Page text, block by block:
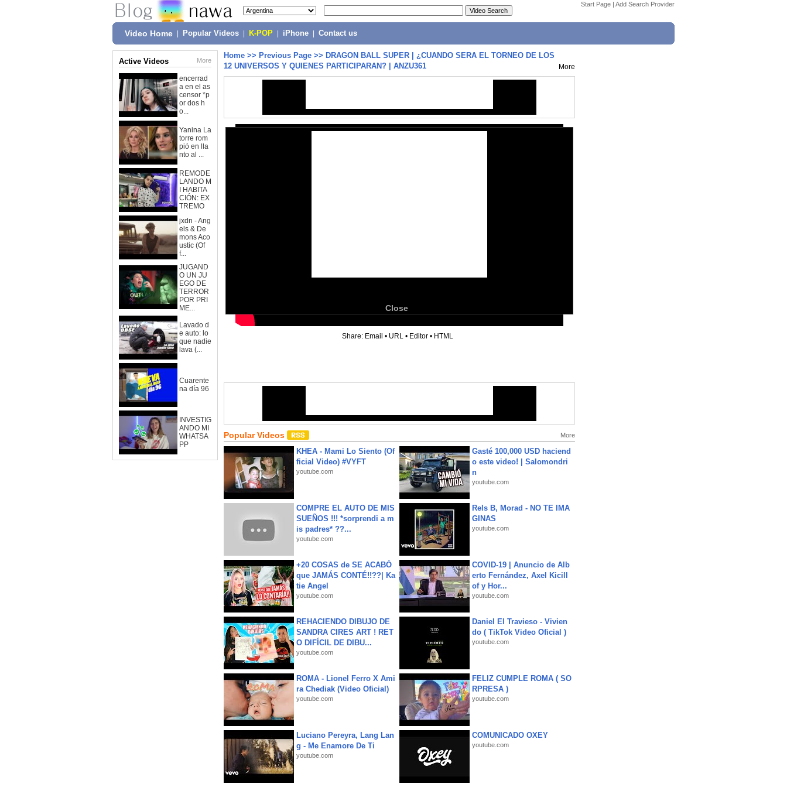
Start Page | Add Search Provider
Video Home Popular Videos K-POP iPhone Contact us
Active Videos More
encerrad
a en el as
censor *p
or dos h
o...
Yanina La
torre rom
pió en lla
nto al ...
REMODE
LANDO M
I HABITA
CIÓN: EX
TREMO
jxdn - Ang
els & De
mons Aco
ustic (Of
f...
JUGAND
O UN JU
EGO DE
TERROR
POR PRI
ME...
Lavado d
e auto: lo
que nadie
lava (...
Cuarente
na día 96
INVESTIG
ANDO MI
WHATSA
PP
Home >> Previous Page >> DRAGON BALL SUPER | ¿CUANDO SERA EL TORNEO DE LOS
12 UNIVERSOS Y QUIENES PARTICIPARAN? | ANZU361
More
Close
Share: Email • URL • Editor • HTML
Popular Videos More
KHEA - Mami Lo Siento (Of
ficial Video) #VYFT
youtube.com
Gasté 100,000 USD haciend
o este video! | Salomondri
n
youtube.com
COMPRE EL AUTO DE MIS
SUEÑOS !!! *sorprendi a m
is padres* ??...
youtube.com
Rels B, Morad - NO TE IMA
GINAS
youtube.com
+20 COSAS de SE ACABÓ
que JAMÁS CONTÉ!!??| Ka
tie Angel
youtube.com
COVID-19 | Anuncio de Alb
erto Fernández, Axel Kicill
of y Hor...
youtube.com
REHACIENDO DIBUJO DE
SANDRA CIRES ART ! RET
O DIFÍCIL DE DIBU...
youtube.com
Daniel El Travieso - Vivien
do ( TikTok Video Oficial )
youtube.com
ROMA - Lionel Ferro X Ami
ra Chediak (Video Oficial)
youtube.com
FELIZ CUMPLE ROMA ( SO
RPRESA )
youtube.com
Luciano Pereyra, Lang Lan
g - Me Enamore De Ti
youtube.com
COMUNICADO OXEY
youtube.com